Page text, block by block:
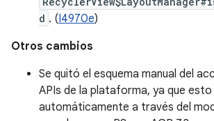
d . (I4970e)
Otros cambios
Se quitó el esquema manual del
APIs de la plataforma, ya que esto
automáticamente a través del